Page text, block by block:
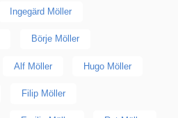
Ingegärd Möller
Börje Möller
Alf Möller Hugo Möller
Filip Möller